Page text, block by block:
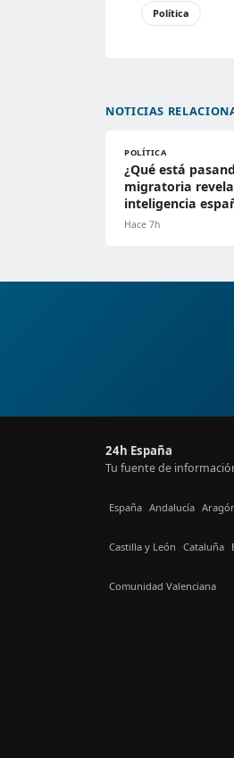
Política
NOTICIAS
POLÍTICA
¿Qué está
migratoria
inteligencia
Hace 7h
24h España
Tu fuente de
España Andalucía
Castilla y León Cataluña
Comunidad Valenciana